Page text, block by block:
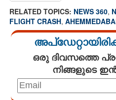
RELATED TOPICS: NEWS 360,
FLIGHT CRASH,
ഒരു ദിവസത്തെ
നിങ്ങളുടെ